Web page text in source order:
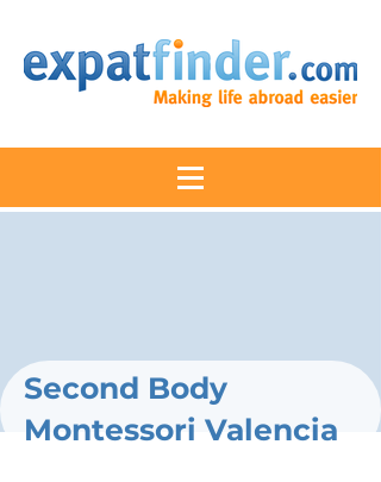
Second Body
Montessori Valencia